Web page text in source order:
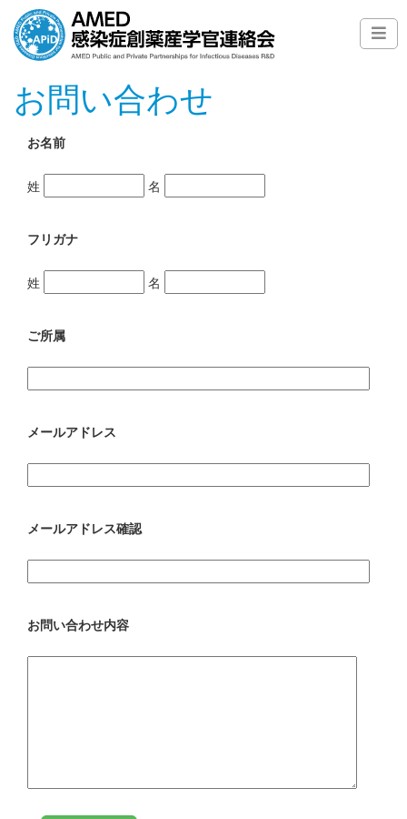
お問い合わせ
お名前
姓 名
フリガナ
姓 名
ご所属
メールアドレス
メールアドレス確認
お問い合わせ内容